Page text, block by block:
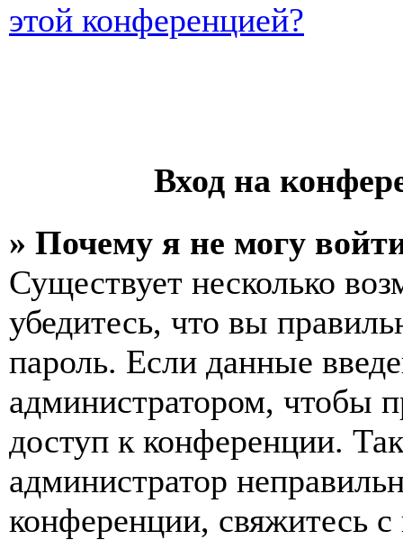
этой конференцией?
Вход на
» Почему я не могу
Существует несколько
убедитесь, что вы
пароль. Если данные
администратором, чтобы
доступ к конференции.
администратор
конференции, свяжитесь